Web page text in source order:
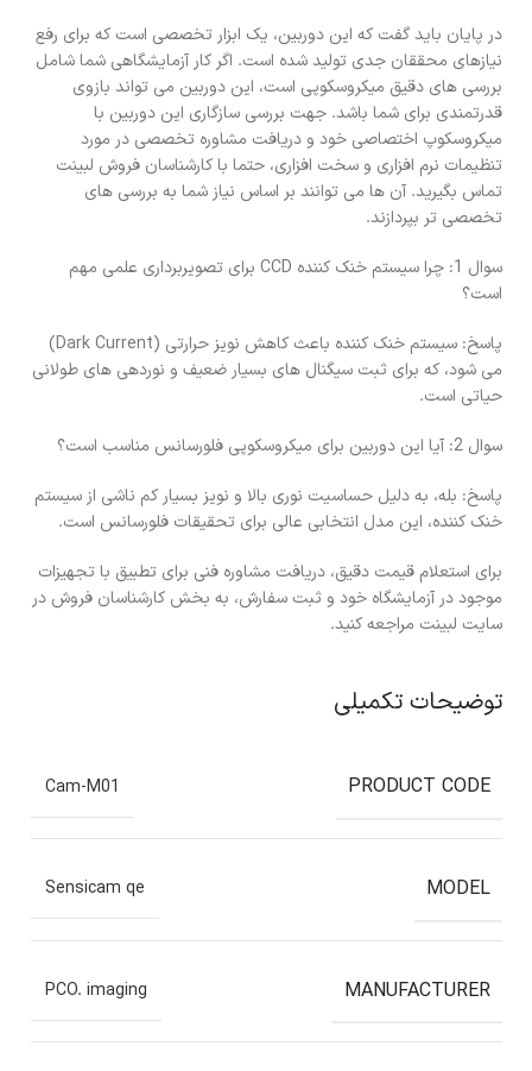
در پایان باید گفت که این دوربین، یک ابزار تخصصی است که برای رفع
نیازهای محققان جدی تولید شده است. اگر کار آزمایشگاهی شما شامل
بررسی های دقیق میکروسکوپی است، این دوربین می تواند بازوی
قدرتمندی برای شما باشد. جهت بررسی سازگاری این دوربین با
میکروسکوپ اختصاصی خود و دریافت مشاوره تخصصی در مورد
تنظیمات نرم افزاری و سخت افزاری، حتما با کارشناسان فروش لبینت
تماس بگیرید. آن ها می توانند بر اساس نیاز شما به بررسی های
تخصصی تر بپردازند.
سوال 1: چرا سیستم خنک کننده CCD برای تصویربرداری علمی مهم
است؟
پاسخ: سیستم خنک کننده باعث کاهش نویز حرارتی (Dark Current)
می شود، که برای ثبت سیگنال های بسیار ضعیف و نوردهی های طولانی
حیاتی است.
سوال 2: آیا این دوربین برای میکروسکوپی فلورسانس مناسب است؟
پاسخ: بله، به دلیل حساسیت نوری بالا و نویز بسیار کم ناشی از سیستم
خنک کننده، این مدل انتخابی عالی برای تحقیقات فلورسانس است.
برای استعلام قیمت دقیق، دریافت مشاوره فنی برای تطبیق با تجهیزات
موجود در آزمایشگاه خود و ثبت سفارش، به بخش کارشناسان فروش در
سایت لبینت مراجعه کنید.
توضیحات تکمیلی
PRODUCT CODE
Cam-M01
MODEL
Sensicam qe
MANUFACTURER
PCO. imaging